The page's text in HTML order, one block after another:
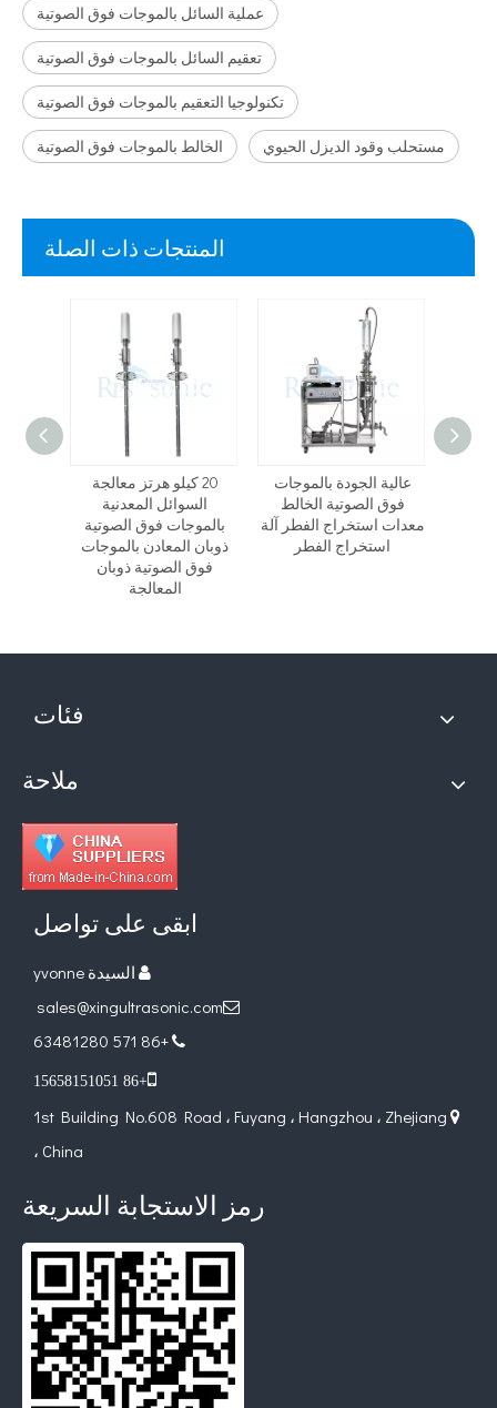
عملية السائل بالموجات فوق الصوتية
تعقيم السائل بالموجات فوق الصوتية
تكنولوجيا التعقيم بالموجات فوق الصوتية
الخالط بالموجات فوق الصوتية مستحلب وقود الديزل الحيوي
المنتجات ذات الصلة
20 كيلو هرتز معالجة
السوائل المعدنية
بالموجات فوق الصوتية
ذوبان المعادن بالموجات
فوق الصوتية ذوبان
المعالجة
عالية الجودة بالموجات
فوق الصوتية الخالط
معدات استخراج الفطر آلة
استخراج الفطر
فئات
ملاحة
ابقى على تواصل
 السيدة yvonne

sales@xingultrasonic.com

+86 571 63481280

+86 15658151051
 1st Building No.608 Road ، Fuyang ، Hangzhou ، Zhejiang
، China
رمز الاستجابة السريعة